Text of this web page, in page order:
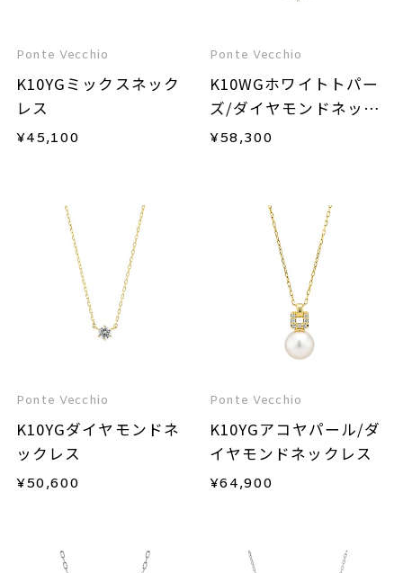
Ponte Vecchio
K10YGミックスネック
レス
¥45,100
Ponte Vecchio
K10WGホワイトトパー
ズ/ダイヤモンドネック
レス
¥58,300
Ponte Vecchio
K10YGダイヤモンドネ
ックレス
¥50,600
Ponte Vecchio
K10YGアコヤパール/ダ
イヤモンドネックレス
¥64,900